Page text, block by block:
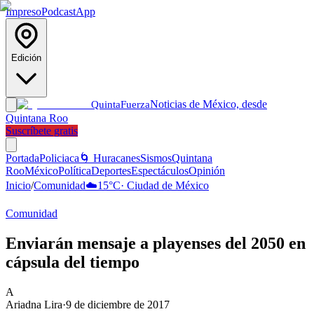
ImpresoPodcastApp
Edición
QuintaFuerzaNoticias de México, desde
Quintana Roo
Suscríbete gratis
PortadaPoliciaca 🌀 HuracanesSismosQuintana
RooMéxicoPolíticaDeportesEspectáculosOpinión
Inicio/Comunidad☁️15°C· Ciudad de México
Comunidad
Enviarán mensaje a playenses del 2050 en
cápsula del tiempo
A
Ariadna Lira·9 de diciembre de 2017